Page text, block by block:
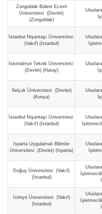
Zonguldak Bülent Ecevit
Üniversitesi (Devlet)
(Zonguldak)
İstanbul Nişantaşı Üniversitesi
(Vakıf) (İstanbul)
İskenderun Teknik Üniversitesi
(Devlet) (Hatay)
Selçuk Üniversitesi (Devlet)
(Konya)
İstanbul Nişantaşı Üniversitesi
(Vakıf) (İstanbul)
Isparta Uygulamalı Bilimler
Üniversitesi (Devlet) (Isparta)
Doğuş Üniversitesi (Vakıf)
(İstanbul)
İstinye Üniversitesi (Vakıf)
(İstanbul)